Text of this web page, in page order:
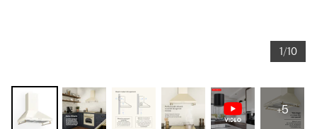
1/10
+5